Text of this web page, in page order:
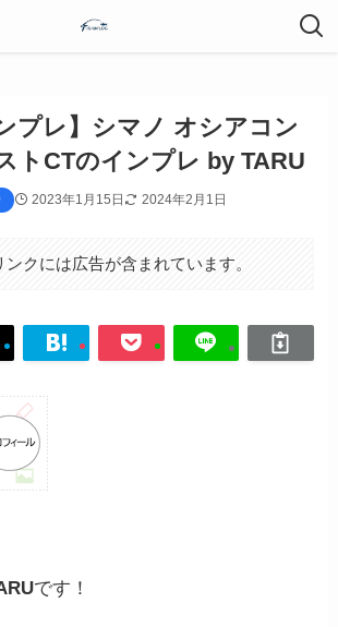
プレ】シマノ オシアコン
トCTのインプレ by TARU
2023年1月15日 2024年2月1日
クには広告が含まれています。
です！